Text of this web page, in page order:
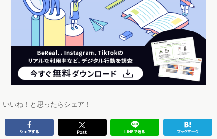
いいね！と思ったらシェア！